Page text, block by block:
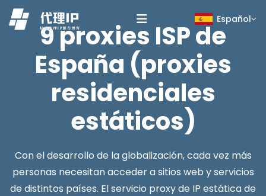
Español
9 proxies ISP de
España (proxies
residenciales
estáticos)
Con el desarrollo de la globalización, cada vez más
personas necesitan acceder a sitios web y servicios
de distintos países. El servicio proxy de IP estática de